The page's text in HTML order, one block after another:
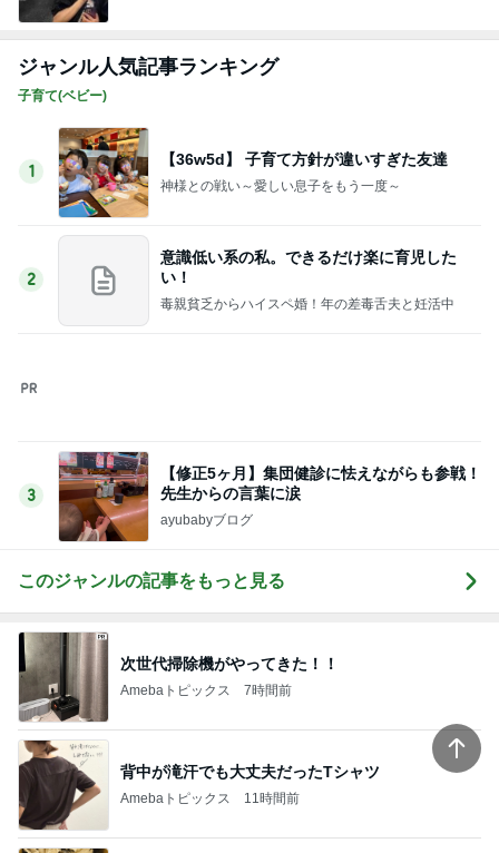
3
【修正5ヶ月】集団健診に怯えながらも参戦！
先生からの言葉に涙
このジャンルの記事をもっと見る
次世代掃除機がやってきた！！
Amebaトピックス 7時間前
だいた 番組で知り取り寄せた源たれ
Amebaトピックス 1日前
お気に入りすぎて3色目も購入
Amebaトピックス 1日前
220円で用途別に使えるまな板
Amebaトピックス 1日前